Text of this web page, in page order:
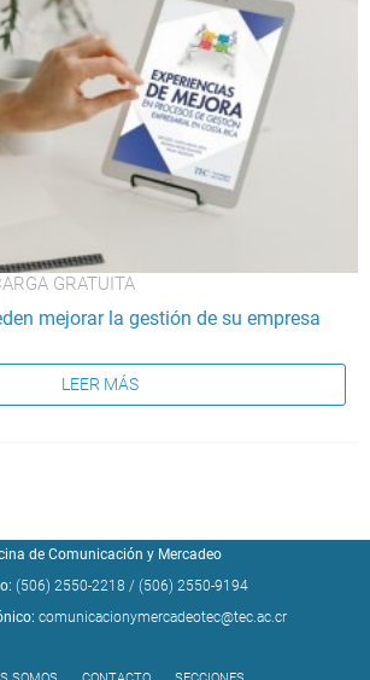
GRATUITA
mejorar la gestión de su empresa
LEER MÁS
de Comunicación y Mercadeo
(506) 2550-2218 / (506) 2550-9194
comunicacionymercadeotec@tec.ac.cr